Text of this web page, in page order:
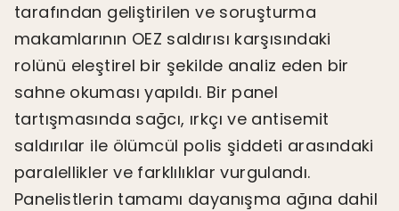
tarafından geliştirilen ve soruşturma
makamlarının OEZ saldırısı karşısındaki
rolünü eleştirel bir şekilde analiz eden bir
sahne okuması yapıldı. Bir panel
tartışmasında sağcı, ırkçı ve antisemit
saldırılar ile ölümcül polis şiddeti arasındaki
paralellikler ve farklılıklar vurgulandı.
Panelistlerin tamamı dayanışma ağına dahil